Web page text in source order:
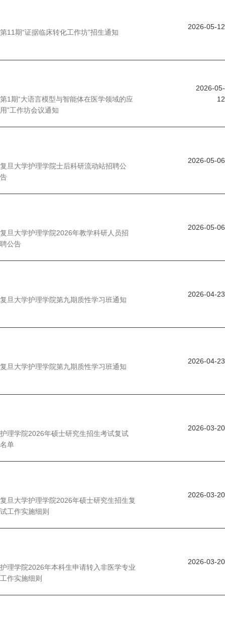
第11期“证据临床转化工作坊”招生通知
2026-05-12
第1期“大语言模型与智能体在医学领域的应
用”工作坊会议通知
2026-05-
12
复旦大学护理学院士后科研流动站招聘公
告
2026-05-06
复旦大学护理学院2026年教学科研人员招
聘公告
2026-05-06
复旦大学护理学院第九期质性学习班通知
2026-04-23
复旦大学护理学院第九期质性学习班通知
2026-04-23
护理学院2026年硕士研究生招生考试复试
名单
2026-03-20
复旦大学护理学院2026年硕士研究生招生复
试工作实施细则
2026-03-20
护理学院2026年本科生申请转入非医学专业
工作实施细则
2026-03-20